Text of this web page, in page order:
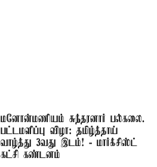
மனோன்மணியம் சுந்தரனார் பல்கலை.
பட்டமளிப்பு விழா: தமிழ்த்தாய்
வாழ்த்து 3வது இடம்! - மார்க்சிஸ்ட்
கட்சி கண்டனம்